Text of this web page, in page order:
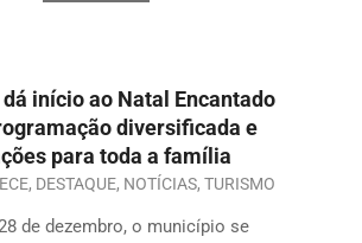
início ao Natal Encantado
diversificada e
para toda a família
, DESTAQUE, NOTÍCIAS, TURISMO
de dezembro, o município se